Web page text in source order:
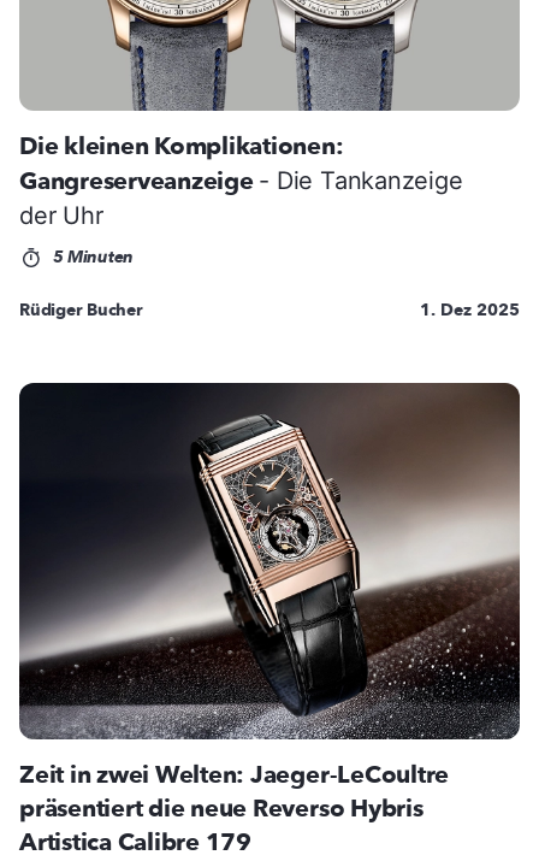
Die kleinen Komplikationen:
Gangreserveanzeige - Die Tankanzeige
der Uhr
5 Minuten
Rüdiger Bucher 1. Dez 2025
Zeit in zwei Welten: Jaeger-LeCoultre
präsentiert die neue Reverso Hybris
Artistica Calibre 179